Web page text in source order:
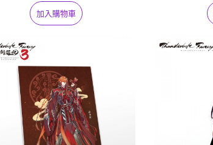
加入購物車